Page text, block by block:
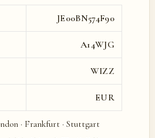
JE00BN574F90
A14WJG
WIZZ
EUR
· Frankfurt · Stuttgart